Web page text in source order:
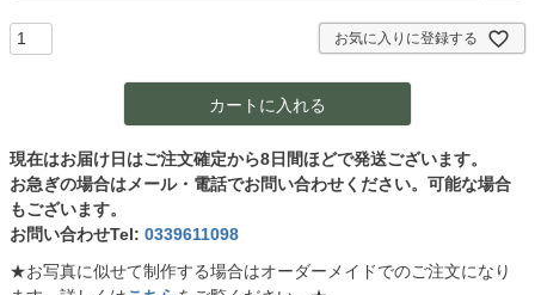
お気に入りに登録する
カートに入れる
現在はお届け日はご注文確定から8日間ほどで発送ございます。
お急ぎの場合はメール・電話でお問い合わせください。可能な場合
もございます。
お問い合わせTel: 0339611098
★お写真に似せて制作する場合はオーダーメイドでのご注文になり